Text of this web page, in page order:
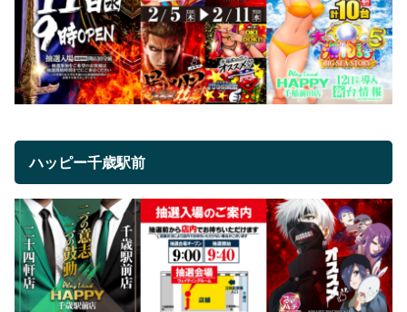
ハッピー千歳駅前